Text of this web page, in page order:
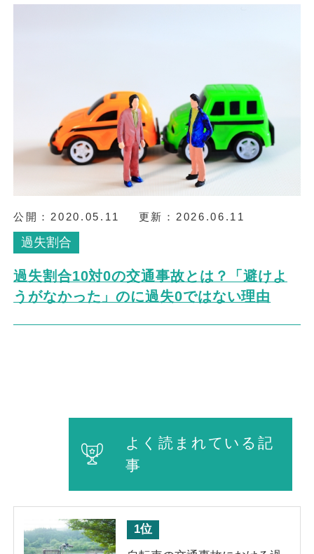
公開： 2020.05.11 更新： 2026.06.11
過失割合
過失割合10対0の交通事故とは？「避けよ
うがなかった」のに過失0ではない理由
よく読まれている記
事